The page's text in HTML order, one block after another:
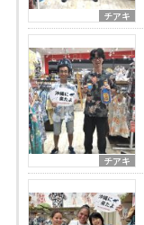
チアキ
チアキ